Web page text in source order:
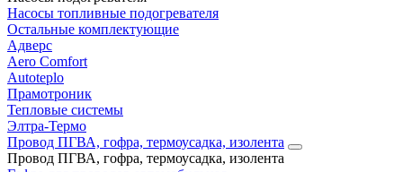
Насосы топливные подогревателя
Остальные комплектующие
Адверс
Aero Comfort
Autoteplo
Прамотроник
Тепловые системы
Элтра-Термо
Провод ПГВА, гофра, термоусадка, изолента
Провод ПГВА, гофра, термоусадка, изолента